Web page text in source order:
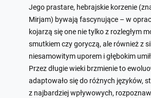
Jego prastare, hebrajskie korzenie
Mirjam) bywają fascynujące – w
kojarzą się one nie tylko z rozległym
smutkiem czy goryczą, ale również z
niesamowitym uporem i głębokim
Przez długie wieki brzmienie to
adaptowało się do różnych języków,
z najbardziej wpływowych,